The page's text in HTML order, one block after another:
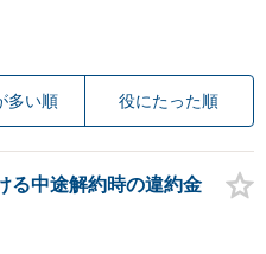
多い順 役にたった順
る中途解約時の違約金